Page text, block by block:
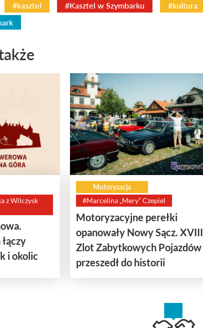
#kasztel #Kasztel w Szymbarku #kultura
z Wilczysk
i okolic
Motoryzacja
#Marcelina „Mery” Czepiel
Motoryzacyjne perełki
opanowały Nowy Sącz. XVIII
Zlot Zabytkowych Pojazdów
przeszedł do historii